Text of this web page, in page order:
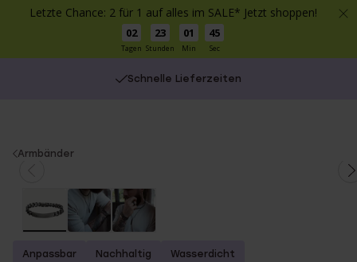
Letzte Chance: 2 für 1 auf alles im SALE* Jetzt shoppen!
02
Tagen
23
Stunden
01
Min
45
Sec
Schnelle Lieferzeiten
You
Armbänder
Anpassbar Nachhaltig Wasserdicht